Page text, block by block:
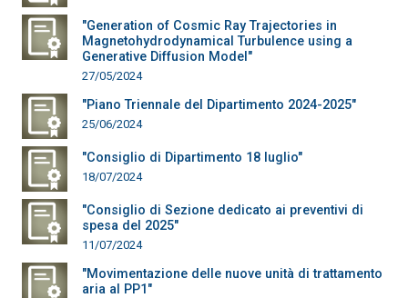
"Generation of Cosmic Ray Trajectories in
Magnetohydrodynamical Turbulence using a
Generative Diffusion Model"
27/05/2024
"Piano Triennale del Dipartimento 2024-2025"
25/06/2024
"Consiglio di Dipartimento 18 luglio"
18/07/2024
"Consiglio di Sezione dedicato ai preventivi di
spesa del 2025"
11/07/2024
"Movimentazione delle nuove unità di trattamento
aria al PP1"